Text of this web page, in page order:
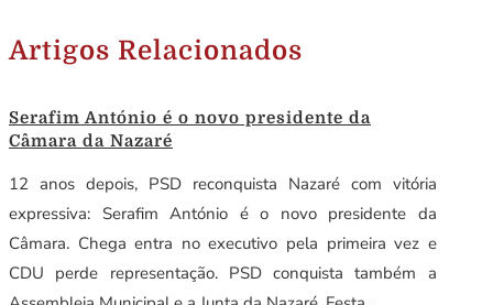
Artigos Relacionados
Serafim António é o novo presidente da
Câmara da Nazaré
12 anos depois, PSD reconquista Nazaré com vitória
expressiva: Serafim António é o novo presidente da
Câmara. Chega entra no executivo pela primeira vez e
CDU perde representação. PSD conquista também a